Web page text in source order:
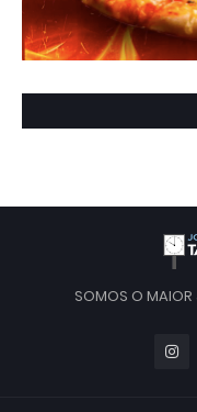
SOMOS O MAIOR